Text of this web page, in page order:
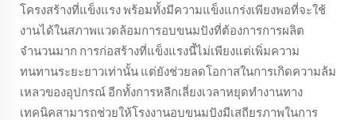
โครงสร้างที่แข็งแรง พร้อมทั้งมีความแข็งแกร่งเพียงพอที่จะใช้
งานได้ในสภาพแวดล้อมการอบขนมปังที่ต้องการการผลิต
จำนวนมาก การก่อสร้างที่แข็งแรงนี้ไม่เพียงแต่เพิ่มความ
ทนทานระยะยาวเท่านั้น แต่ยังช่วยลดโอกาสในการเกิดความล้ม
เหลวของอุปกรณ์ อีกทั้งการหลีกเลี่ยงเวลาหยุดทำงานทาง
เทคนิคสามารถช่วยให้โรงงานอบขนมปังมีเสถียรภาพในการ